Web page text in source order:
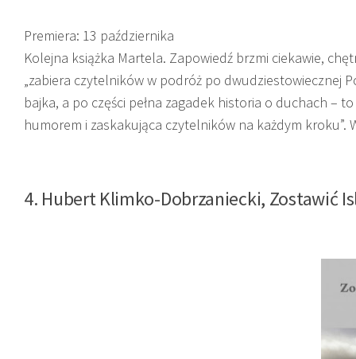
Premiera: 13 października
Kolejna książka Martela. Zapowiedź brzmi ciekawie,
„zabiera czytelników w podróż po dwudziestowiecznej
bajka, a po części pełna zagadek historia o duchach –
humorem i zaskakująca czytelników na każdym kroku”.
4. Hubert Klimko-Dobrzaniecki, Zostawić